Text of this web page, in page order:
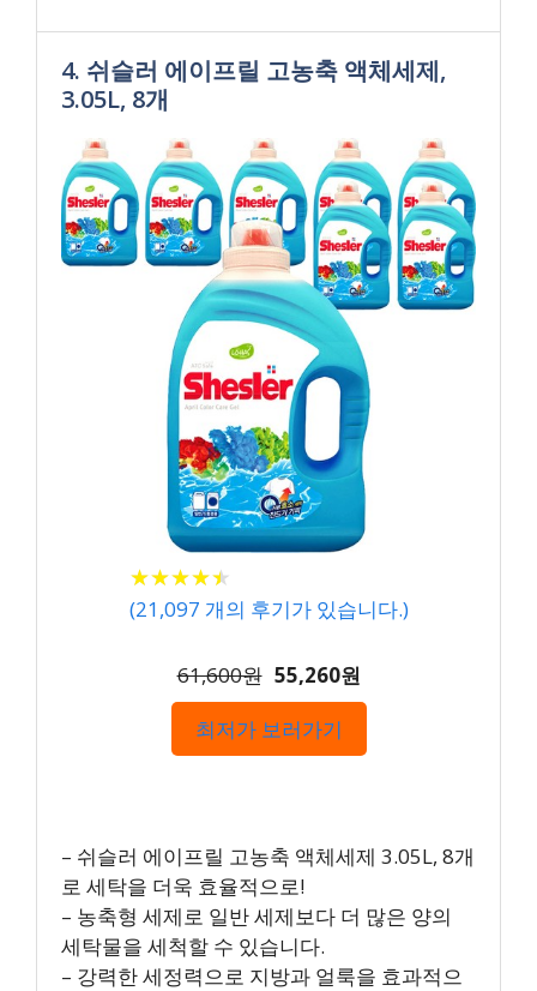
4. 쉬슬러 에이프릴 고농축 액체세제,
3.05L, 8개
★★★★★
★★★★★
(21,097 개의 후기가 있습니다.)
61,600원 55,260원
최저가 보러가기
– 쉬슬러 에이프릴 고농축 액체세제 3.05L, 8개
로 세탁을 더욱 효율적으로!
– 농축형 세제로 일반 세제보다 더 많은 양의
세탁물을 세척할 수 있습니다.
– 강력한 세정력으로 지방과 얼룩을 효과적으